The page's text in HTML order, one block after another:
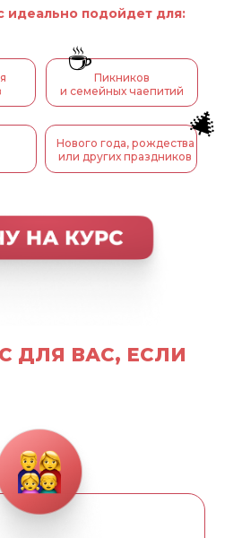
идеально подойдет для:
Пикников
и семейных чаепитий
☕️
Нового года, рождества
или других праздников
🎄
ДЛЯ ВАС, ЕСЛИ